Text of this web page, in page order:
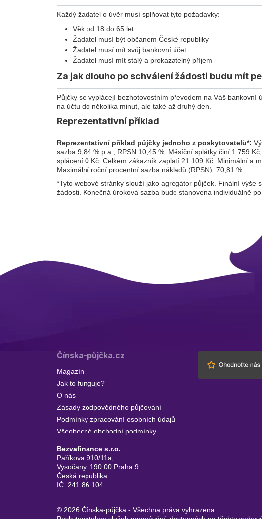
Každý žadatel o úvěr musí splňovat tyto požadavky:
Věk od 18 do 65 let
Žadatel musí být občanem České republiky
Žadatel musí mít svůj bankovní účet
Žadatel musí mít stálý a prokazatelný příjem
Za jak dlouho po schválení žádosti budu mít
Půjčky se vyplácejí bezhotovostním převodem na Váš bankovní
na účtu do několika minut, ale také až druhý den.
Reprezentativní příklad
Reprezentativní příklad půjčky jednoho z poskytovatelů*:
sazba 9,84 % p.a., RPSN 10,45 %. Měsíční splátky činí 1 759
splácení 0 Kč. Celkem zákazník zaplatí 21 109 Kč. Minimální a
Maximální roční procentní sazba nákladů (RPSN): 70,81 %.
*Tyto webové stránky slouží jako agregátor půjček. Finální výše
žádosti. Konečná úroková sazba bude stanovena individuálně
Čínska-půjčka.cz
Magazín
Jak to funguje?
O nás
Zásady zodpovědného půjčování
Podmínky zpracování osobních údajů
Všeobecné obchodní podmínky
Bezvafinance s.r.o.
Paříkova 910/11a,
Vysočany, 190 00 Praha 9
Česká republika
IČ: 241 86 104
© 2026 Čínska-půjčka - Všechna práva vyhrazena